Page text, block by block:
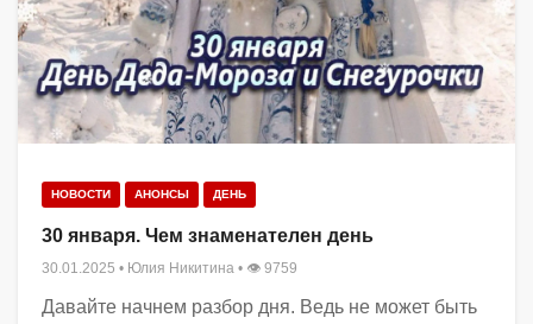
НОВОСТИ АНОНСЫ ДЕНЬ
30 января. Чем знаменателен день
30.01.2025 • Юлия Никитина • 👁 9759
Давайте начнем разбор дня. Ведь не может быть